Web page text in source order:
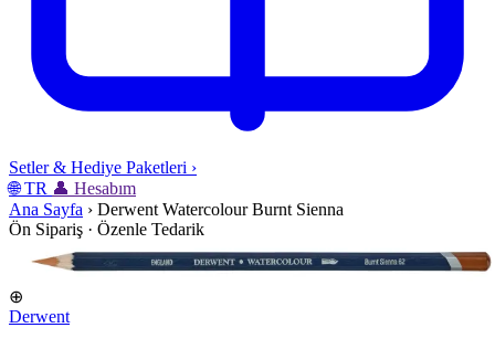
Setler & Hediye Paketleri ›
🌐 TR 👤 Hesabım
Ana Sayfa › Derwent Watercolour Burnt Sienna
Ön Sipariş · Özenle Tedarik
⊕
Derwent